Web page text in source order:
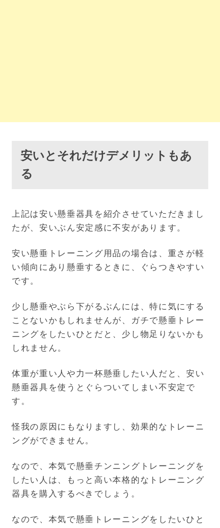
安いとそれだけデメリットもあ
る
上記は安い懸垂器具を紹介させていただきまし
たが、安いぶん安定感に不安があります。
安い懸垂トレーニング用品の場合は、重さが軽
い傾向にあり懸垂するときに、ぐらつきやすい
です。
少し懸垂やぶら下がるぶんには、特に気にする
ことないかもしれませんが、ガチで懸垂トレー
ニングをしたいひとだと、少し物足りないかも
しれません。
体重が重い人や力一杯懸垂したい人だと、安い
懸垂器具を使うとぐらついてしまい不安定で
す。
怪我の原因にもなりますし、効果的なトレーニ
ングができません。
なので、本気で懸垂チンニングトレーニングを
したい人は、もっと高い本格的なトレーニング
器具を購入するべきでしょう。
なので、本気で懸垂トレーニングをしたいひと